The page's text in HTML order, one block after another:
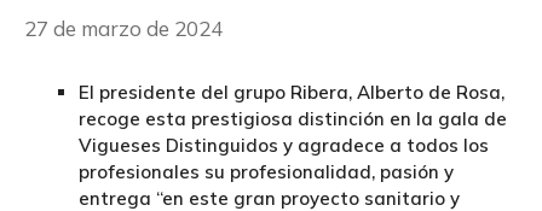
27 de marzo de 2024
El presidente del grupo Ribera, Alberto de Rosa,
recoge esta prestigiosa distinción en la gala de
Vigueses Distinguidos y agradece a todos los
profesionales su profesionalidad, pasión y
entrega “en este gran proyecto sanitario y